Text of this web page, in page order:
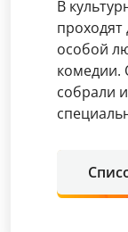
В
проходят
особой
комедии.
собрали